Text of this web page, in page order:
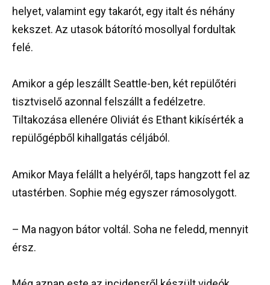
helyet, valamint egy takarót, egy italt és néhány
kekszet. Az utasok bátorító mosollyal fordultak
felé.
Amikor a gép leszállt Seattle-ben, két repülőtéri
tisztviselő azonnal felszállt a fedélzetre.
Tiltakozása ellenére Oliviát és Ethant kikísérték a
repülőgépből kihallgatás céljából.
Amikor Maya felállt a helyéről, taps hangzott fel az
utastérben. Sophie még egyszer rámosolygott.
– Ma nagyon bátor voltál. Soha ne feledd, mennyit
érsz.